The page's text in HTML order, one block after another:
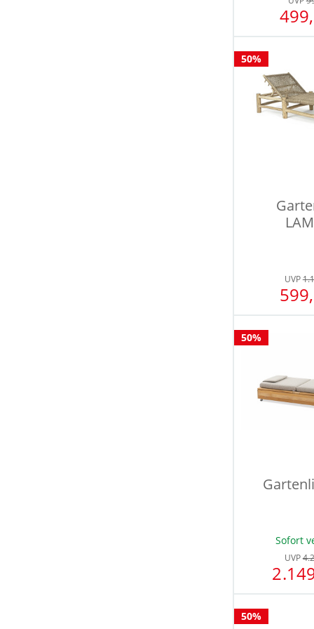
50%
UVP
50%
Sofort
UVP
50%